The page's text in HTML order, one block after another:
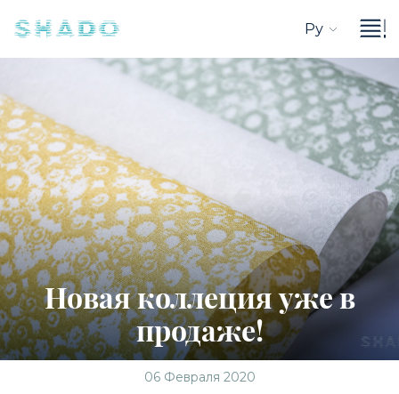
Ру
Новая коллеция уже в
продаже!
06 Февраля 2020